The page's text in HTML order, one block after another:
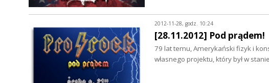
2012-11-28, godz. 10:24
[28.11.2012] Pod prądem!
79 lat temu, Amerykański fizyk i
własnego projektu, który był w